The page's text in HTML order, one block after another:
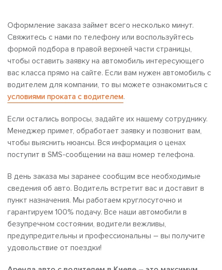
Оформление заказа займет всего несколько минут.
Свяжитесь с нами по телефону или воспользуйтесь
формой подбора в правой верхней части страницы,
чтобы оставить заявку на автомобиль интересующего
вас класса прямо на сайте. Если вам нужен автомобиль с
водителем для компании, то вы можете ознакомиться с
условиями проката с водителем.
Если остались вопросы, задайте их нашему сотруднику.
Менеджер примет, обработает заявку и позвонит вам,
чтобы выяснить нюансы. Вся информация о ценах
поступит в SMS-сообщении на ваш номер телефона.
В день заказа мы заранее сообщим все необходимые
сведения об авто. Водитель встретит вас и доставит в
пункт назначения. Мы работаем круглосуточно и
гарантируем 100% подачу. Все наши автомобили в
безупречном состоянии, водители вежливы,
предупредительны и профессиональны – вы получите
удовольствие от поездки!